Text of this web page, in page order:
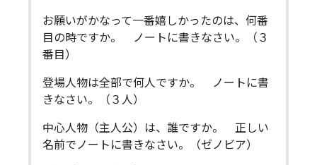
お願いがかなって一番嬉しかったのは、何番
目の時ですか。 ノートに書きなさい。（３
番目）
登場人物は全部で何人ですか。 ノートに書
きなさい。（３人）
中心人物（主人公）は、誰ですか。 正しい
名前でノートに書きなさい。（ゼノビア）